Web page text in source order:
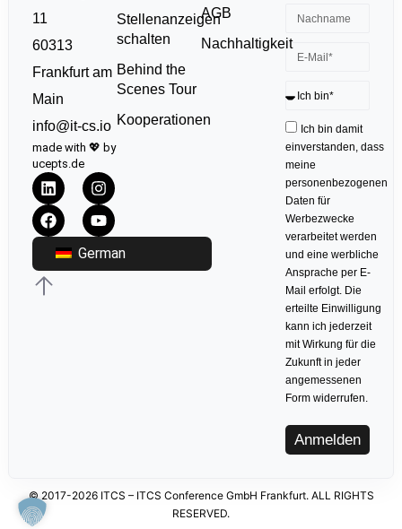
11
60313
Frankfurt am
Main
info@it-cs.io
made with 💖 by
ucepts.de
German
Stellenanzeigen
schalten
Behind the
Scenes Tour
Kooperationen
AGB
Nachhaltigkeit
Ich bin damit
einverstanden, dass
meine
personenbezogenen
Daten für
Werbezwecke
verarbeitet werden
und eine werbliche
Ansprache per E-
Mail erfolgt. Die
erteilte Einwilligung
kann ich jederzeit
mit Wirkung für die
Zukunft in jeder
angemessenen
Form widerrufen.
Anmelden
© 2017-2026 ITCS – ITCS Conference GmbH Frankfurt. ALL RIGHTS
RESERVED.